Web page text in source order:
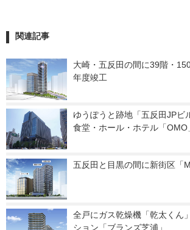
関連記事
大崎・五反田の間に39階・
年度竣工
ゆうぽうと跡地「五反田JPビ
食堂・ホール・ホテル「OMO
五反田と目黒の間に新街区「
全戸にガス乾燥機「乾太くん
ション「ブランズ芝浦」